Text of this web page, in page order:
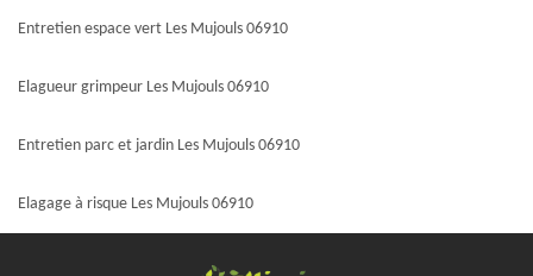
Entretien espace vert Les Mujouls 06910
Elagueur grimpeur Les Mujouls 06910
Entretien parc et jardin Les Mujouls 06910
Elagage à risque Les Mujouls 06910